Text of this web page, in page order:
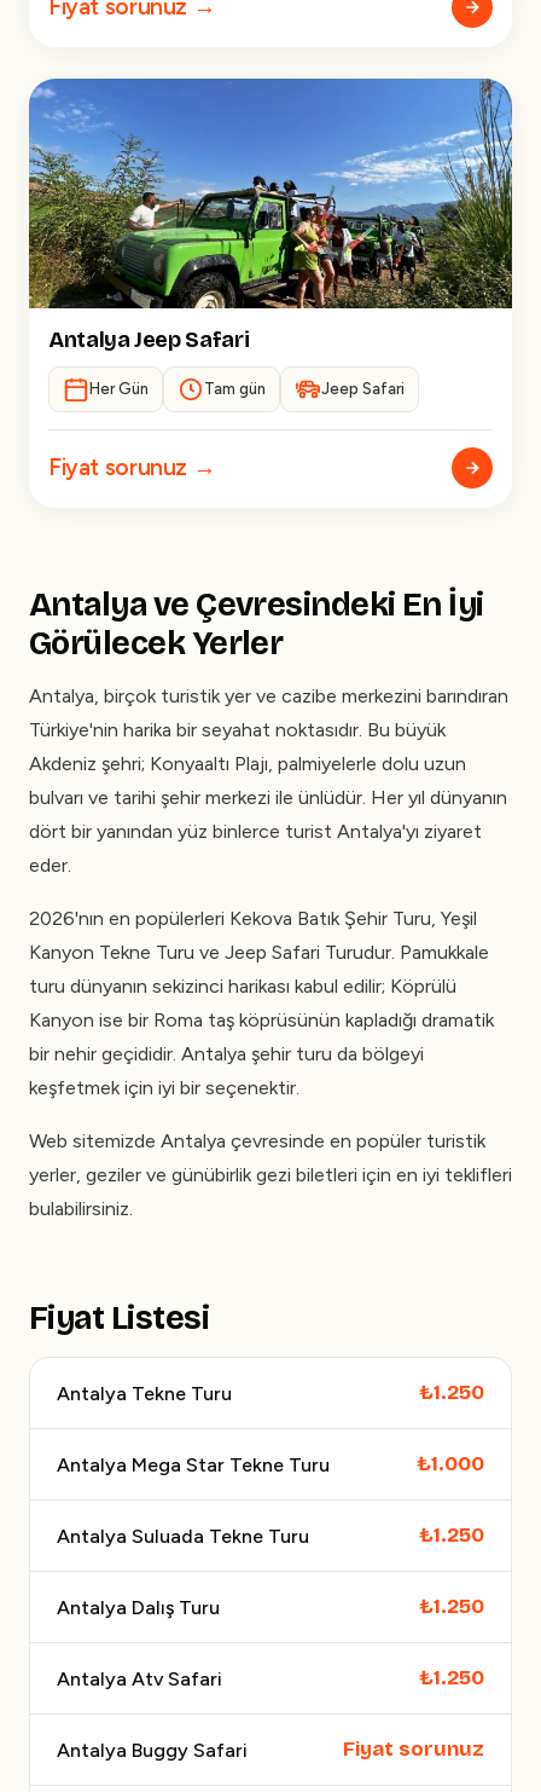
Fiyat sorunuz →
Antalya Jeep Safari
Her Gün Tam gün Jeep Safari
Fiyat sorunuz →
Antalya ve Çevresindeki En İyi
Görülecek Yerler
Antalya, birçok turistik yer ve cazibe merkezini barındıran
Türkiye'nin harika bir seyahat noktasıdır. Bu büyük
Akdeniz şehri; Konyaaltı Plajı, palmiyelerle dolu uzun
bulvarı ve tarihi şehir merkezi ile ünlüdür. Her yıl dünyanın
dört bir yanından yüz binlerce turist Antalya'yı ziyaret
eder.
2026'nın en popülerleri Kekova Batık Şehir Turu, Yeşil
Kanyon Tekne Turu ve Jeep Safari Turudur. Pamukkale
turu dünyanın sekizinci harikası kabul edilir; Köprülü
Kanyon ise bir Roma taş köprüsünün kapladığı dramatik
bir nehir geçididir. Antalya şehir turu da bölgeyi
keşfetmek için iyi bir seçenektir.
Web sitemizde Antalya çevresinde en popüler turistik
yerler, geziler ve günübirlik gezi biletleri için en iyi teklifleri
bulabilirsiniz.
Fiyat Listesi
Antalya Tekne Turu ₺1.250
Antalya Mega Star Tekne Turu ₺1.000
Antalya Suluada Tekne Turu ₺1.250
Antalya Dalış Turu ₺1.250
Antalya Atv Safari ₺1.250
Antalya Buggy Safari Fiyat sorunuz